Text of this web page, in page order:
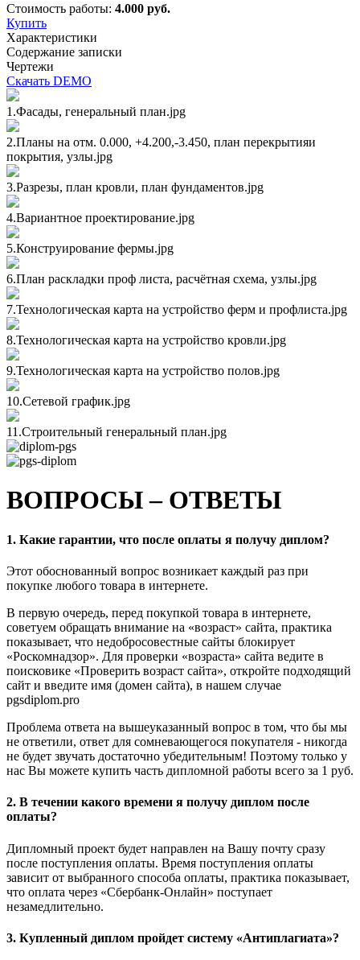
Стоимость работы: 4.000 руб.
Купить
Характеристики
Содержание записки
Чертежи
Скачать DEMO
1.Фасады, генеральный план.jpg
2.Планы на отм. 0.000, +4.200,-3.450, план перекрытияи
покрытия, узлы.jpg
3.Разрезы, план кровли, план фундаментов.jpg
4.Вариантное проектирование.jpg
5.Конструирование фермы.jpg
6.План раскладки проф листа, расчётная схема, узлы.jpg
7.Технологическая карта на устройство ферм и профлиста.jpg
8.Технологическая карта на устройство кровли.jpg
9.Технологическая карта на устройство полов.jpg
10.Cетевой график.jpg
11.Строительный генеральный план.jpg
ВОПРОСЫ – ОТВЕТЫ
1. Какие гарантии, что после оплаты я получу диплом?
Этот обоснованный вопрос возникает каждый раз при
покупке любого товара в интернете.
В первую очередь, перед покупкой товара в интернете,
советуем обращать внимание на «возраст» сайта, практика
показывает, что недобросовестные сайты блокирует
«Роскомнадзор». Для проверки «возраста» сайта ведите в
поисковике «Проверить возраст сайта», откройте подходящий
сайт и введите имя (домен сайта), в нашем случае
pgsdiplom.pro
Проблема ответа на вышеуказанный вопрос в том, что бы мы
не ответили, ответ для сомневающегося покупателя - никогда
не будет звучать достаточно убедительным! Поэтому только у
нас Вы можете купить часть дипломной работы всего за 1 руб.
2. В течении какого времени я получу диплом после
оплаты?
Дипломный проект будет направлен на Вашу почту сразу
после поступления оплаты. Время поступления оплаты
зависит от выбранного способа оплаты, практика показывает,
что оплата через «Сбербанк-Онлайн» поступает
незамедлительно.
3. Купленный диплом пройдет систему «Антиплагиата»?